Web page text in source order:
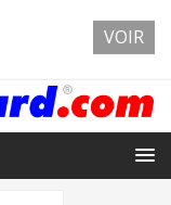
VOIR